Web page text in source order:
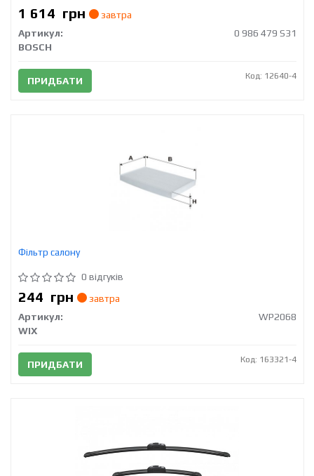
1 614 грн
завтра
Артикул:
0 986 479 S31
BOSCH
ПРИДБАТИ Код: 12640-4
Фільтр салону
0 відгуків
244 грн
завтра
Артикул:
WP2068
WIX
ПРИДБАТИ Код: 163321-4